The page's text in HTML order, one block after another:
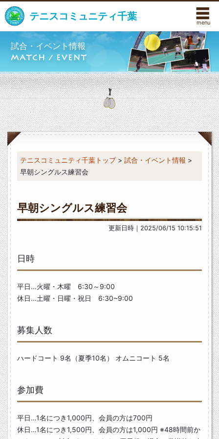
☰
テニスコミュニティ千葉
試合・イベント情報
MATCH / EVENT
テニスコミュニティ千葉トップ> 試合・イベント情報 >
早朝シングルス練習会
早朝シングルス練習会
更新日時｜2025/06/15 10:15:51
日時
平日…火曜・木曜 6:30～9:00
休日…土曜・日曜・祝日 6:30~9:00
募集人数
ハードコート 9名（夏季10名） オムニコート 5名
参加費
平日…1名につき1,000円、会員の方は700円
休日…1名につき1,500円、会員の方は1,000円 ※48時間前か